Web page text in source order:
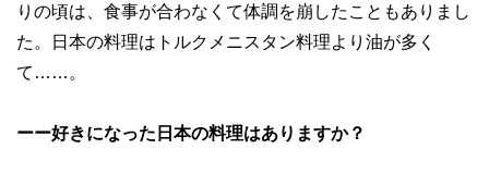
りの頃は、食事が合わなくて体調を崩したこともありまし
た。日本の料理はトルクメニスタン料理より油が多く
て……。
ーー好きになった日本の料理はありますか？